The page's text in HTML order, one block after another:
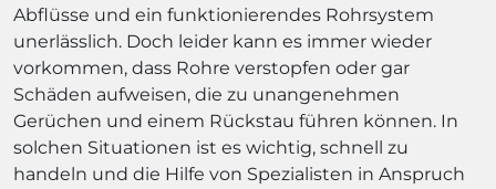
Abflüsse und ein funktionierendes Rohrsystem
unerlässlich. Doch leider kann es immer wieder
vorkommen, dass Rohre verstopfen oder gar
Schäden aufweisen, die zu unangenehmen
Gerüchen und einem Rückstau führen können. In
solchen Situationen ist es wichtig, schnell zu
handeln und die Hilfe von Spezialisten in Anspruch